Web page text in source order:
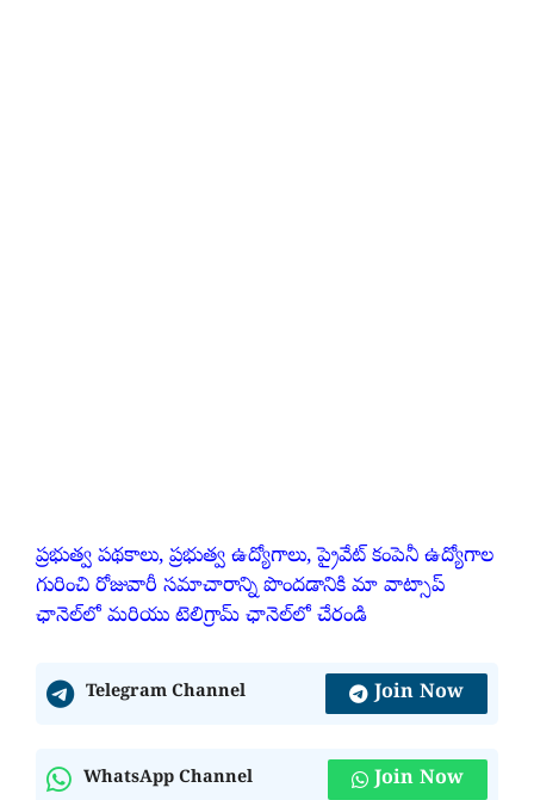
ప్రభుత్వ పథకాలు, ప్రభుత్వ ఉద్యోగాలు, ప్రైవేట్ కంపెనీ ఉద్యోగాల
గురించి రోజువారీ సమాచారాన్ని పొందడానికి మా వాట్సాప్
ఛానెల్‌లో మరియు టెలిగ్రామ్ ఛానెల్‌లో చేరండి
Telegram Channel Join Now
WhatsApp Channel Join Now